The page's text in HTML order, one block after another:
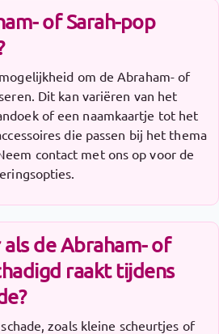
of Sarah-pop
om de Abraham- of
Dit kan variëren van het
of een naamkaartje tot het
die passen bij het thema
contact met ons op voor de
de Abraham- of
raakt tijdens
zoals kleine scheurtjes of